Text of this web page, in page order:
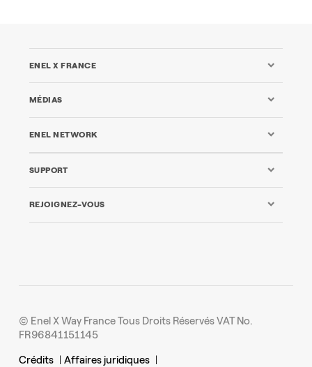
ENEL X FRANCE
MÉDIAS
ENEL NETWORK
SUPPORT
REJOIGNEZ-VOUS
© Enel X Way France Tous Droits Réservés VAT No.
FR96841151145
Crédits | Affaires juridiques |